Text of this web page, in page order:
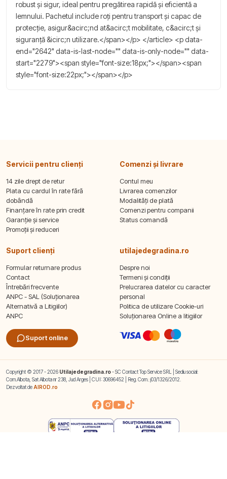
robust și sigur, ideal pentru pregătirea rapidă și eficientă a
lemnului. Pachetul include roți pentru transport și capac de
protecție, asigur&acirc;nd at&acirc;t mobilitate, c&acirc;t și
siguranță &icirc;n utilizare.</span></p> </article> <p data-
end="2642" data-is-last-node="" data-is-only-node="" data-
start="2279"><span style="font-size:18px;"></span><span
style="font-size:22px;"></span></p>
Servicii pentru clienți
14 zile drept de retur
Plata cu cardul în rate fără
dobândă
Finanțare în rate prin credit
Garanție și service
Promoții și reduceri
Comenzi și livrare
Contul meu
Livrarea comenzilor
Modalități de plată
Comenzi pentru companii
Status comandă
Suport clienți
Formular returnare produs
Contact
Întrebări frecvente
ANPC - SAL (Soluționarea
Alternativă a Litigiilor)
ANPC
Suport online
utilajedegradina.ro
Despre noi
Termeni și condiții
Prelucrarea datelor cu caracter
personal
Politica de utilizare Cookie-uri
Soluționarea Online a litigiilor
Copyright © 2017 - 2026 Utilajedegradina.ro- SC Contact Top Service SRL | Sediu social:
Com.Albota, Sat Albota nr 238, Jud Arges | CUI: 30696452 | Reg. Com.: j03/1326/2012.
Dezvoltat de AIROD.ro